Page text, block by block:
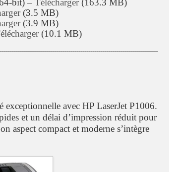
bit) – Télécharger(163.3 MB)
(3.5 MB)
(3.9 MB)
(10.1 MB)
exceptionnelle avec HP LaserJet P1006.
et un délai d’impression réduit pour
aspect compact et moderne s’intègre